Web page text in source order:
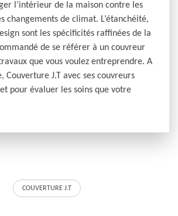
l’intérieur de la maison contre les
changements de climat. L’étanchéité,
sont les spécificités raffinées de la
de se référer à un couvreur
que vous voulez entreprendre. A
Couverture J.T avec ses couvreurs
pour évaluer les soins que votre
COUVERTURE J.T